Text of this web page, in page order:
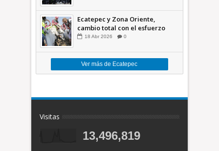
Ecatepec y Zona Oriente,
cambio total con el esfuerzo
conjunto: Azucena; retiran 21
18 Abr 2026 0
Ver más de Ecatepec
Visitas
13,496,819